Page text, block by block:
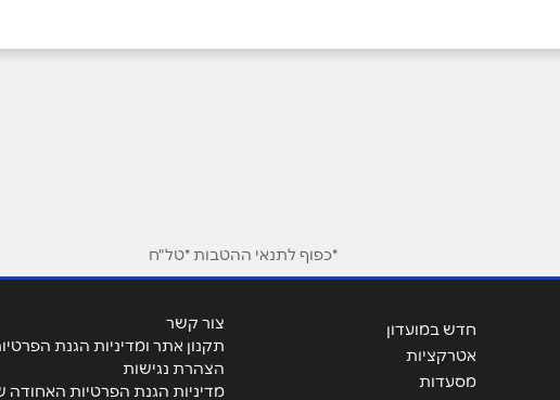
*כפוף לתנאי ההטבות *טל"ח
חדש במועדון
אטרקציות
מסעדות
צור קשר
תקנון אתר ומדיניות הגנת
הצהרת נגישות
מדיניות הגנת הפרטיות האחודה